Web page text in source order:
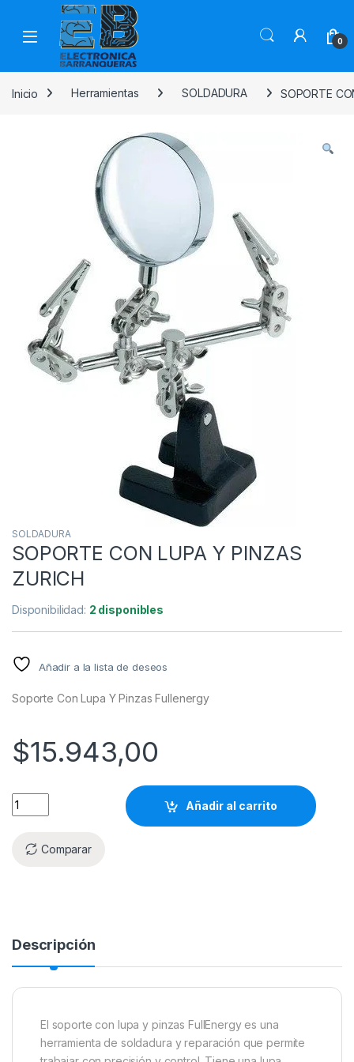
0
Inicio Herramientas SOLDADURA SOPORTE
SOLDADURA
SOPORTE CON LUPA Y PINZAS
ZURICH
Disponibilidad: 2 disponibles
Añadir a la lista de deseos
Soporte Con Lupa Y Pinzas Fullenergy
$15.943,00
Añadir al carrito
Comparar
Descripción
El soporte con lupa y pinzas FullEnergy es una
herramienta de soldadura y reparación que permite